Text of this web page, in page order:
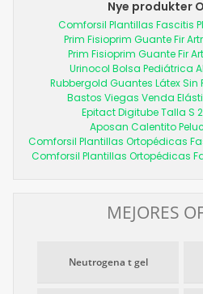
Nye produkter
Comforsil Plantillas Fascitis
Prim Fisioprim Guante Fir
Prim Fisioprim Guante Fir
Urinocol Bolsa Pediátrica
Rubbergold Guantes Látex Sin
Bastos Viegas Venda
Epitact Digitube Talla S
Aposan Calentito
Comforsil Plantillas Ortopédicas
Comforsil Plantillas Ortopédicas
MEJORES
Neutrogena t gel